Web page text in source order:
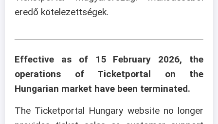
eredő kötelezettségek.
Effective as of 15 February 2026, the
operations of Ticketportal on the
Hungarian market have been terminated.
The Ticketportal Hungary website no longer